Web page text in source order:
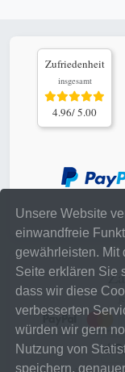
Unsere Website
einwandfreie
gewährleisten. Mit
Seite erklären Sie
dass wir diese
verbesserten
würden wir gern
Nutzung von
speichern,
Zufriedenheit
insgesamt
4.96/ 5.00